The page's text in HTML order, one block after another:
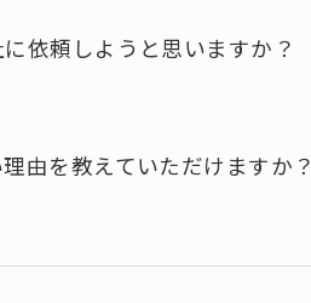
依頼しようと思いますか？
由を教えていただけますか？